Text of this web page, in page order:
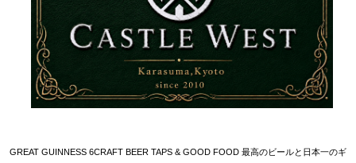
GREAT GUINNESS 6CRAFT BEER TAPS & GOOD FOOD 最高のビールと日本一のギ